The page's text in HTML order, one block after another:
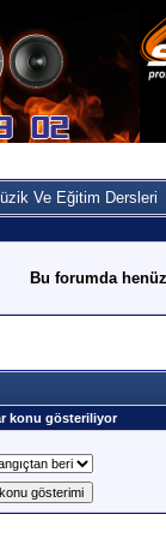
Ve Eğitim Dersleri
Bu forumda
konu gösteriliyor